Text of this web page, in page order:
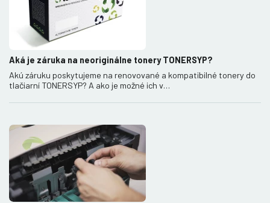
Aká je záruka na neoriginálne tonery TONERSYP?
Akú záruku poskytujeme na renovované a kompatibilné tonery do
tlačiarní TONERSYP? A ako je možné ich v…